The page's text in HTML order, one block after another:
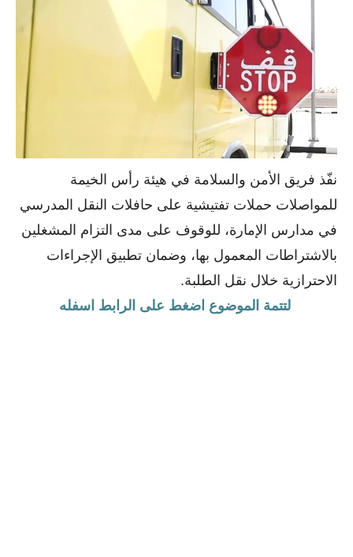
نفّذ فريق الأمن والسلامة في هيئة رأس الخيمة
للمواصلات حملات تفتيشية على حافلات النقل المدرسي
في مدارس الإمارة، للوقوف على مدى التزام المشغلين
بالاشتراطات المعمول بها، وضمان تطبيق الإجراءات
الاحترازية خلال نقل الطلبة.
لتتمة الموضوع اضغط على الرابط اسفله